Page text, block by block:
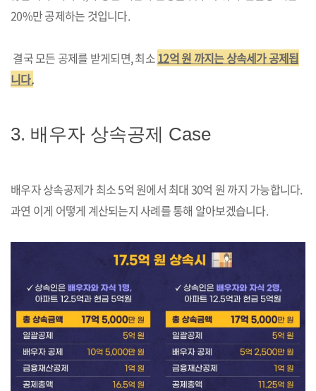
20%만 공제하는 것입니다.
결국 모든 공제를 받게되면, 최소12억 원 까지는 상속세가 공제됩
니다.
3. 배우자 상속공제 Case
배우자 상속공제가 최소 5억 원에서 최대 30억 원 까지 가능합니다.
과연 이게 어떻게 계산되는지 사례를 통해 알아보겠습니다.